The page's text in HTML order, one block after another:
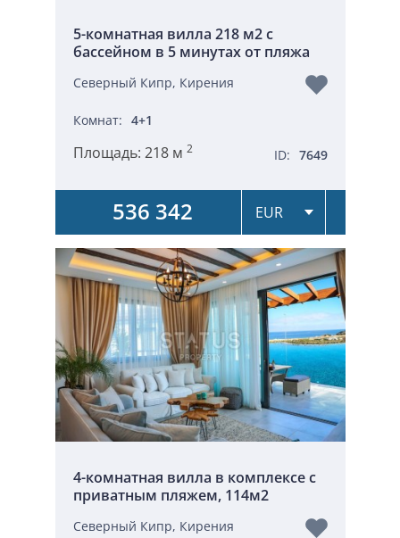
5-комнатная вилла 218 м2 с
бассейном в 5 минутах от пляжа
Северный Кипр, Кирения
Комнат: 4+1
Площадь: 218 м 2 ID: 7649
536 342
4-комнатная вилла в комплексе с
приватным пляжем, 114м2
Северный Кипр, Кирения